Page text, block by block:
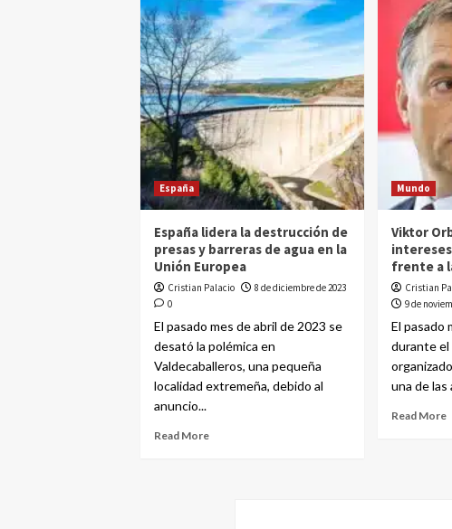
España
España lidera la destrucción de
presas y barreras de agua en la
Unión Europea
Cristian Palacio
8 de diciembre de 2023
0
El pasado mes de abril de 2023 se
desató la polémica en
Valdecaballeros, una pequeña
localidad extremeña, debido al
anuncio...
Read More
Mundo
Viktor
frente a
Cristian
9 de
El pasado
durante el
una de las
Read More